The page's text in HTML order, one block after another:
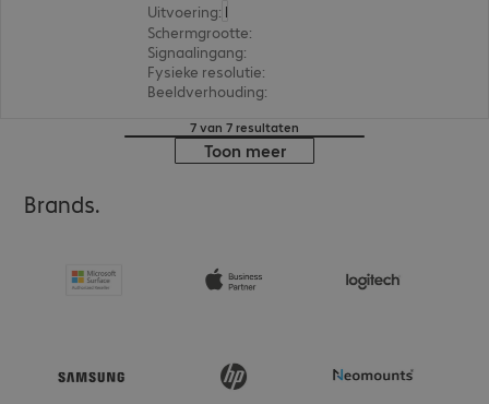
Uitvoering: Europa
Schermgrootte:
Signaalingang:
Fysieke resolutie:
Beeldverhouding:
7 van 7 resultaten
Toon meer
Brands.